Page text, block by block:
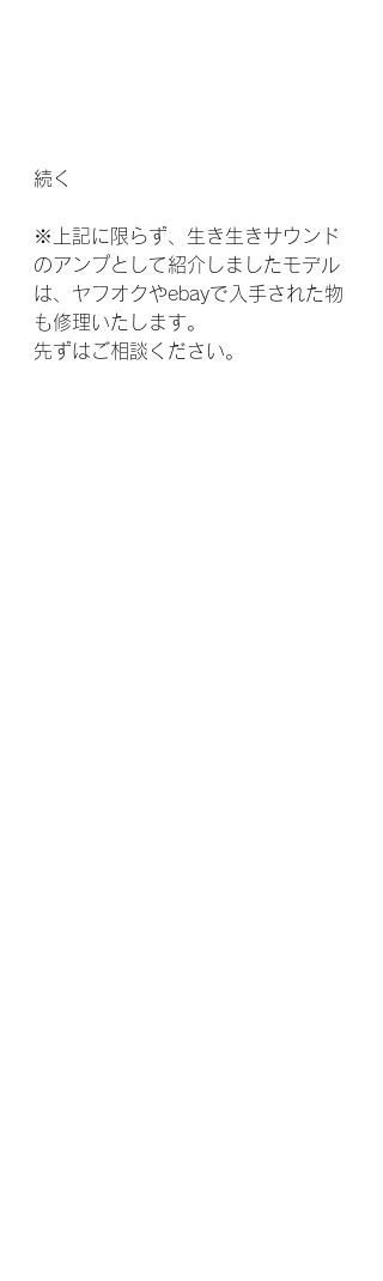
続く
※上記に限らず、生き生きサウンド
のアンプとして紹介しましたモデル
は、ヤフオクやebayで入手された物
も修理いたします。
先ずはご相談ください。